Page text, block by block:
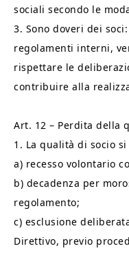
sociali secondo le
3. Sono doveri dei
regolamenti interni,
rispettare le
contribuire alla
Art. 12 – Perdita della
1. La qualità di socio
a) recesso volontario
b) decadenza per
regolamento;
c) esclusione
Direttivo, previo